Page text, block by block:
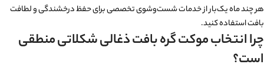
هر چند ماه یک‌بار از خدمات شست‌وشوی تخصصی برای حفظ درخشندگی و لطافت
بافت استفاده کنید.
چرا انتخاب موکت گره بافت ذغالی شکلاتی منطقی
است؟